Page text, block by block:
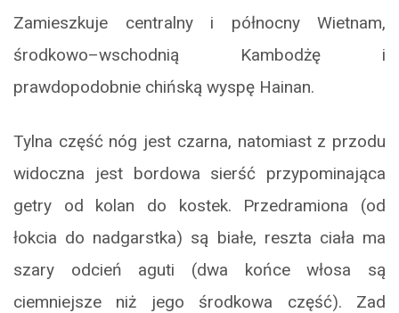
Zamieszkuje centralny i północny Wietnam,
środkowo–wschodnią Kambodżę i
prawdopodobnie chińską wyspę Hainan.
Tylna część nóg jest czarna, natomiast z przodu
widoczna jest bordowa sierść przypominająca
getry od kolan do kostek. Przedramiona (od
łokcia do nadgarstka) są białe, reszta ciała ma
szary odcień aguti (dwa końce włosa są
ciemniejsze niż jego środkowa część). Zad